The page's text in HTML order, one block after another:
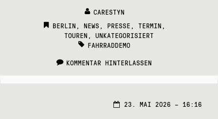
CARESTYN
CATEGORIES:
BERLIN , NEWS , PRESSE , TERMIN ,
TOUREN , UNKATEGORISIERT
TAGS:
FAHRRADDEMO
KOMMENTAR HINTERLASSEN
23. MAI 2026 – 16:16